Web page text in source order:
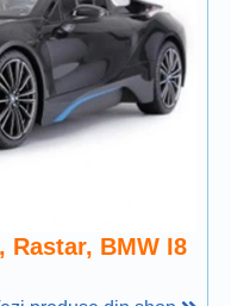
Rastar, BMW I8